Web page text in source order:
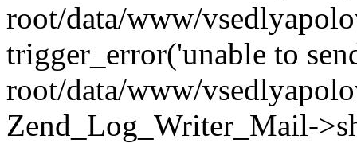
root/data/www/
trigger_error('unable to
root/data/www/
Zend_Log_Writer_Mail-